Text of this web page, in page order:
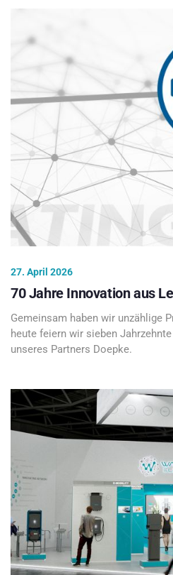
27. April 2026
70 Jahre Innovation aus
Gemeinsam haben wir unzählige
heute feiern wir sieben
unseres Partners Doepke.